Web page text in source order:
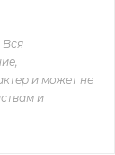
Вся
и может не
и